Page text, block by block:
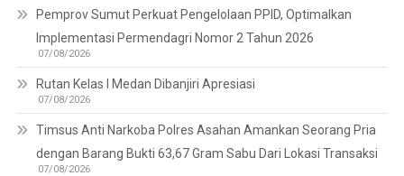
Pemprov Sumut Perkuat Pengelolaan PPID, Optimalkan
Implementasi Permendagri Nomor 2 Tahun 2026
07/08/2026
Rutan Kelas I Medan Dibanjiri Apresiasi
07/08/2026
Timsus Anti Narkoba Polres Asahan Amankan Seorang Pria
dengan Barang Bukti 63,67 Gram Sabu Dari Lokasi Transaksi
07/08/2026